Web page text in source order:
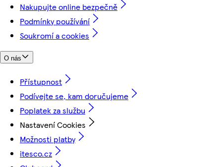
Nakupujte online bezpečně
Podmínky používání
Soukromí a cookies
O nás
Přístupnost
Podívejte se, kam doručujeme
Poplatek za službu
Nastavení Cookies
Možnosti platby
itesco.cz